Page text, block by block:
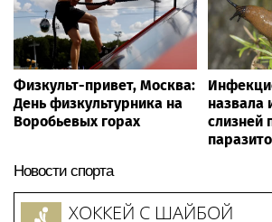
Физкульт-привет, Москва:
День физкультурника на
Воробьевых горах
назвала
слизней
Новости спорта
ХОККЕЙ С ШАЙБОЙ